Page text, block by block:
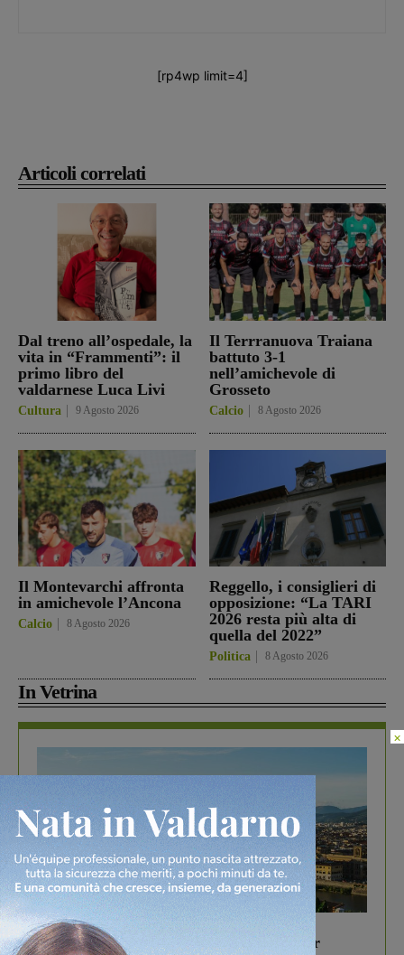
Articoli correlati
Dal treno all’ospedale, la
vita in “Frammenti”: il
primo libro del
valdarnese Luca Livi
Cultura 9 Agosto 2026
Il Terrranuova Traiana
battuto 3-1
nell’amichevole di
Grosseto
Calcio 8 Agosto 2026
Il Montevarchi affronta
in amichevole l’Ancona
Calcio 8 Agosto 2026
Reggello, i consiglieri di
opposizione: “La TARI
2026 resta più alta di
quella del 2022”
Politica 8 Agosto 2026
In Vetrina
In vetrina 6 Agosto 2026
Gita di famiglia a Firenze: 5 idee per far
[rp4wp limit=4]
×